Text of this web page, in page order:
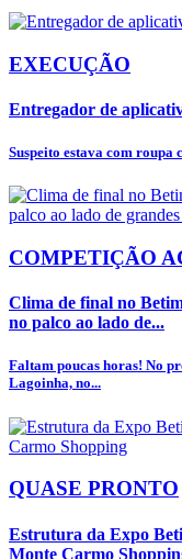
EXECUÇÃO
Entregador de
Suspeito estava com
COMPETIÇÃO
Clima de final no
no palco ao lado de...
Faltam poucas horas! No
Lagoinha, no...
QUASE PRONTO
Estrutura da Expo
Monte Carmo